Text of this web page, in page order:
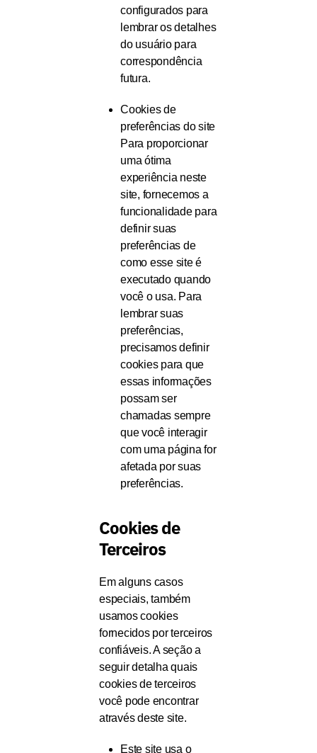
configurados para
lembrar os detalhes
do usuário para
correspondência
futura.
Cookies de
preferências do site
Para proporcionar
uma ótima
experiência neste
site, fornecemos a
funcionalidade para
definir suas
preferências de
como esse site é
executado quando
você o usa. Para
lembrar suas
preferências,
precisamos definir
cookies para que
essas informações
possam ser
chamadas sempre
que você interagir
com uma página for
afetada por suas
preferências.
Cookies de
Terceiros
Em alguns casos
especiais, também
usamos cookies
fornecidos por terceiros
confiáveis. A seção a
seguir detalha quais
cookies de terceiros
você pode encontrar
através deste site.
Este site usa o